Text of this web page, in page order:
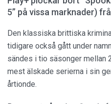
5” på vissa marknader)
Den klassiska brittiska
tidigare också gått under
sändes i tio säsonger mellan
mest älskade serierna i sin
årtionde.